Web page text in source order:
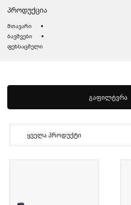
პროდუქცია
მთავარი
ბავშვები
ფეხსაცმელი
გაფილტვრა
ყველა პროდუქტი